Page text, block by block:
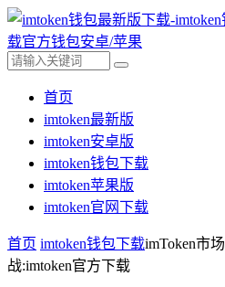
首页
imtoken最新版
imtoken安卓版
imtoken钱包下载
imtoken苹果版
imtoken官网下载
首页 imtoken钱包下载imToken市
战:imtoken官方下载